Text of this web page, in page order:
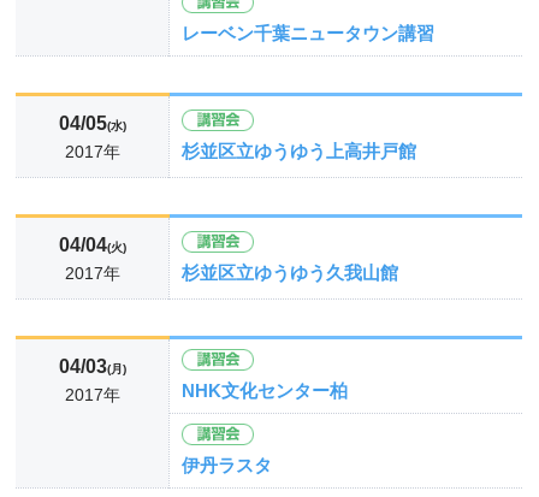
レーベン千葉ニュータウン講習
04/05(水)
2017年 杉並区立ゆうゆう上高井戸館
04/04(火)
2017年 杉並区立ゆうゆう久我山館
04/03(月)
2017年 NHK文化センター柏
伊丹ラスタ